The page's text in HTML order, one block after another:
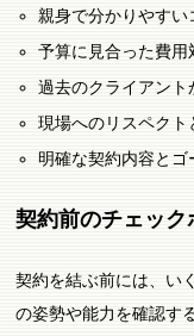
親身で分かりやすい
予算に見合った費用
過去のクライアント
現場へのリスペクト
明確な契約内容とゴ
契約前のチェック
契約を結ぶ前には、い
の姿勢や能力を確認す